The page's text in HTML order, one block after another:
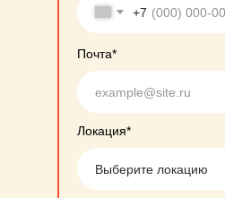
+7
Почта*
Локация*